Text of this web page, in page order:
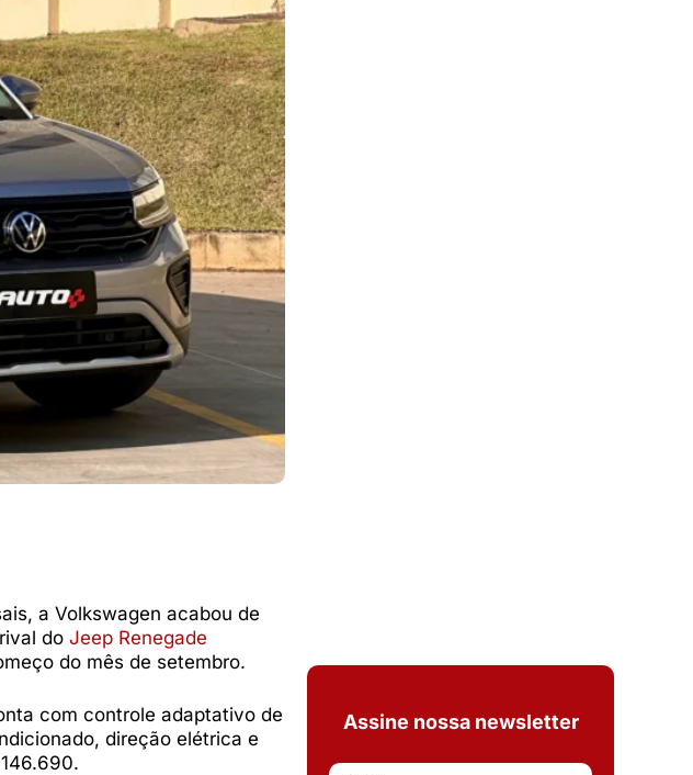
a Volkswagen acabou de
do Jeep Renegade
do mês de setembro.
com controle adaptativo de
direção elétrica e
Assine nossa newsletter